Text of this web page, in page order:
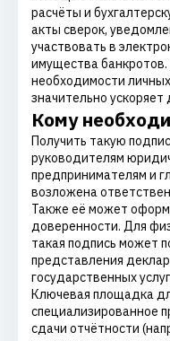
расчёты и
акты сверок,
участвовать в
имущества банкротов.
необходимости
значительно
Кому
Получить такую
руководителям
предпринимателям и
возложена
Также её может
доверенности. Для
такая подпись может
представления
государственных
Ключевая площадка
специализированное
сдачи отчётности